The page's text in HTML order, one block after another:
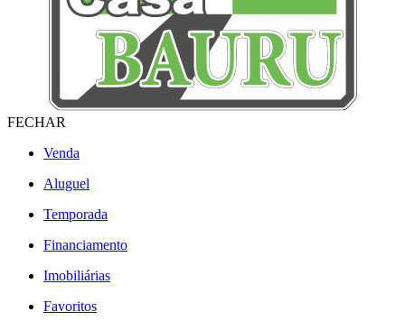
FECHAR
Venda
Aluguel
Temporada
Financiamento
Imobiliárias
Favoritos